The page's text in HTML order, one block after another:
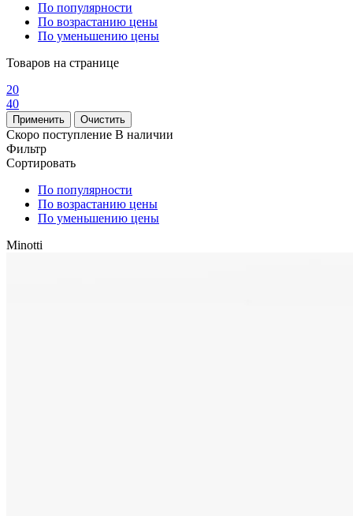
По популярности
По возрастанию цены
По уменьшению цены
Товаров на странице
20
40
Скоро поступление В наличии
Фильтр
Сортировать
По популярности
По возрастанию цены
По уменьшению цены
Minotti